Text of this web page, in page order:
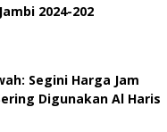
2024-202
Segini Harga Jam
Digunakan Al Haris